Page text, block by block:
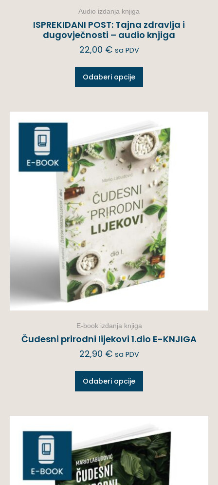
Audio izdanja knjiga
ISPREKIDANI POST: Tajna zdravlja i
dugovječnosti – audio knjiga
22,00 € sa PDV
Odaberi opcije
E-book izdanja knjiga
Čudesni prirodni lijekovi 1.dio E-KNJIGA
22,90 € sa PDV
Odaberi opcije